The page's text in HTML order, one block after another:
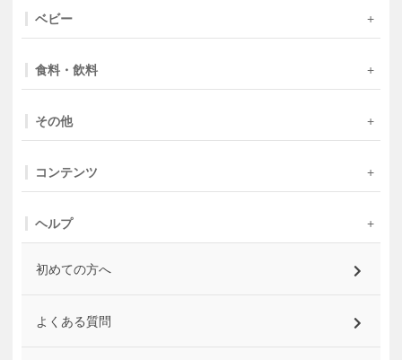
ベビー
食料・飲料
その他
コンテンツ
ヘルプ
初めての方へ
よくある質問